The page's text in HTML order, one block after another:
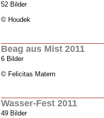
52 Bilder
© Houdek
Beag aus Mist 2011
6 Bilder
© Felicitas Matern
Wasser-Fest 2011
49 Bilder